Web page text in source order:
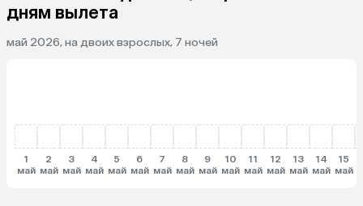
дням вылета
май 2026, на двоих взрослых, 7 ночей
1
май
2
май
3
май
4
май
5
май
6
май
7
май
8
май
9
май
10
май
11
май
12
май
13
май
14
май
15
май